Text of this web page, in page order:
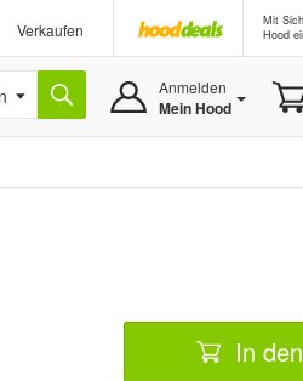
Verkaufen
Mit
Hood
Anmelden
Mein Hood
In